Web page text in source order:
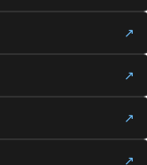
↗
↗
↗
↗